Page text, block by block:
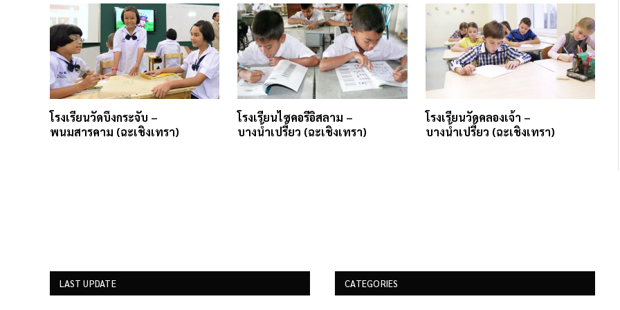
โรงเรียนวัดบึงกระจับ –
พนมสารคาม (ฉะเชิงเทรา)
โรงเรียนไซคอรีอิสลาม –
บางน้ำเปรี้ยว (ฉะเชิงเทรา)
โรงเรียนวัดคลองเจ้า –
บางน้ำเปรี้ยว (ฉะเชิงเทรา)
LAST UPDATE CATEGORIES